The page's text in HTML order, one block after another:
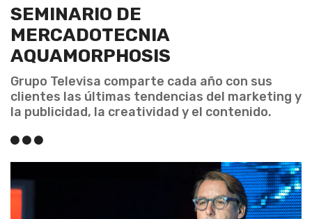
SEMINARIO DE
MERCADOTECNIA
AQUAMORPHOSIS
Grupo Televisa comparte cada año con sus
clientes las últimas tendencias del marketing y
la publicidad, la creatividad y el contenido.